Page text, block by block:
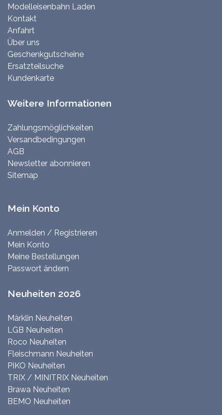
Modelleisenbahn Laden
Kontakt
Anfahrt
Über uns
Geschenkgutscheine
Ersatzteilsuche
Kundenkarte
Weitere Informationen
Zahlungsmöglichkeiten
Versandbedingungen
AGB
Newsletter abonnieren
Sitemap
Mein Konto
Anmelden / Registrieren
Mein Konto
Meine Bestellungen
Passwort ändern
Neuheiten 2026
Märklin Neuheiten
LGB Neuheiten
Roco Neuheiten
Fleischmann Neuheiten
PIKO Neuheiten
TRIX / MINITRIX Neuheiten
Brawa Neuheiten
BEMO Neuheiten